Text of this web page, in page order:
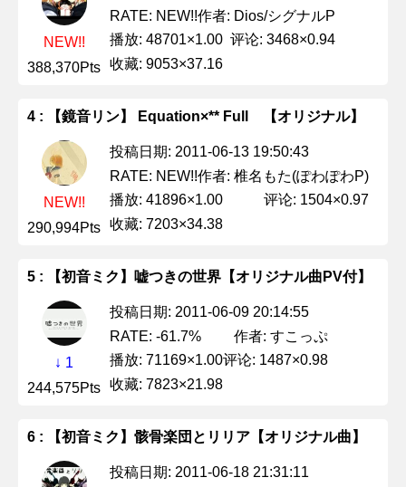
NEW!!
388,370Pts
RATE: NEW!!作者: Dios/シグナルP
播放: 48701×1.00 评论: 3468×0.94
收藏: 9053×37.16
4 : 【鏡音リン】 Equation×** Full 【オリジナル】
NEW!!
290,994Pts
投稿日期: 2011-06-13 19:50:43
RATE: NEW!!作者: 椎名もた(ぽわぽわP)
播放: 41896×1.00
评论: 1504×0.97
收藏: 7203×34.38
5 : 【初音ミク】嘘つきの世界【オリジナル曲PV付】
↓ 1
244,575Pts
投稿日期: 2011-06-09 20:14:55
RATE: -61.7%
作者: すこっぷ
播放: 71169×1.00评论: 1487×0.98
收藏: 7823×21.98
6 : 【初音ミク】骸骨楽団とリリア【オリジナル曲】
投稿日期: 2011-06-18 21:31:11